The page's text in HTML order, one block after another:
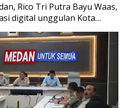
Rico Tri Putra Bayu Waas,
digital unggulan Kota…